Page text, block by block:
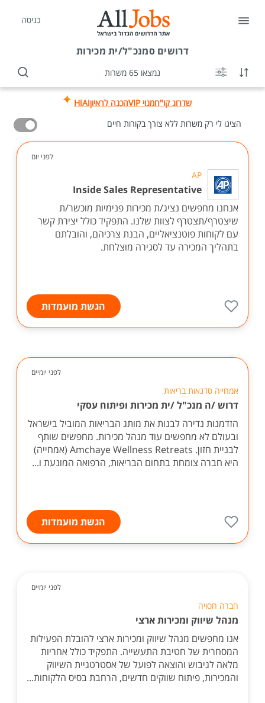
כניסה
דרושיםסמנכ"ל/ית מכירות
נמצאו 65 משרות
שדרוג קו"חמנוי VIP הכנה לראיוןHiAi
הציגו לי רק משרות ללא צורך בקורות חיים
לפני יום
AP
Inside Sales Representative
אנחנו מחפשים נציג/ת מכירות פנימיות מוכשר/ת
שיצטרף/תצטרף לצוות שלנו. התפקיד כולל יצירת קשר
עם לקוחות פוטנציאליים, הבנת צרכיהם, והובלתם
בתהליך המכירה עד לסגירה מוצלחת.
הגשת מועמדות
לפני יומיים
אמחייה סדנאות בריאות
דרוש /ה מנכ"ל /ית מכירות ופיתוח עסקי
הזדמנות נדירה לבנות את מותג הבריאות המוביל בישראל
ובעולם לא מחפשים עוד מנהל מכירות. מחפשים שותף
לבניית חזון. Amchaye Wellness Retreats (אמחייה)
היא חברה צומחת בתחום הבריאות, הרפואה המונעת ו...
הגשת מועמדות
לפני יומיים
חברה חסויה
מנהל שיווק ומכירות ארצי
אנו מחפשים מנהל שיווק ומכירות ארצי להובלת הפעילות
המסחרית של חטיבת התעשייה. התפקיד כולל אחריות
מלאה לגיבוש והוצאה לפועל של אסטרטגיית השיווק
והמכירות, פיתוח שווקים חדשים, הרחבת בסיס הלקוחות...